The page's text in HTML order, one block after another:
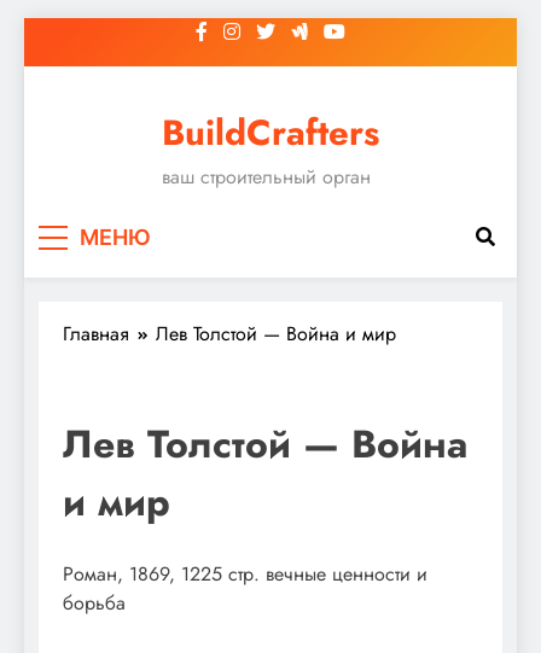
к
BuildCrafters
ваш строительный орган
МЕНЮ
Главная Лев Толстой — Война и мир
Лев Толстой — Война
и мир
Роман, 1869, 1225 стр. вечные ценности и
борьба